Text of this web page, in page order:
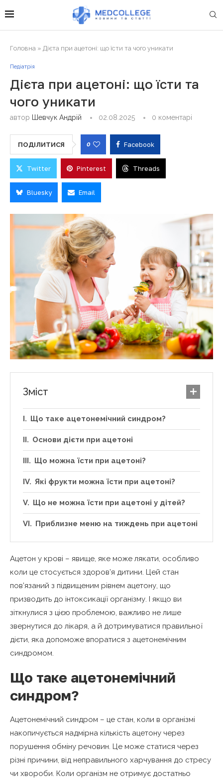
Головна » Дієта при ацетоні: що їсти та чого уникати
Педіатрія
Дієта при ацетоні: що їсти та
чого уникати
автор Шевчук Андрій 02.08.2025 0 коментарі
ПОДІЛИТИСЯ 0 Facebook
Twitter Pinterest Threads
Bluesky Email
Зміст
Що таке ацетонемічний синдром?
Основи дієти при ацетоні
Що можна їсти при ацетоні?
Які фрукти можна їсти при ацетоні?
Що не можна їсти при ацетоні у дітей?
Приблизне меню на тиждень при ацетоні
Ацетон у крові – явище, яке може лякати, особливо
коли це стосується здоров’я дитини. Цей стан
пов’язаний з підвищеним рівнем ацетону, що
призводить до інтоксикації організму. І якщо ви
зіткнулися з цією проблемою, важливо не лише
звернутися до лікаря, а й дотримуватися правильної
дієти, яка допоможе впоратися з ацетонемічним
синдромом.
Що таке ацетонемічний
синдром?
Ацетонемічний синдром – це стан, коли в організмі
накопичується надмірна кількість ацетону через
порушення обміну речовин. Це може статися через
різні причини, від неправильного харчування до стресу
чи хвороби. Коли організм не отримує достатньо